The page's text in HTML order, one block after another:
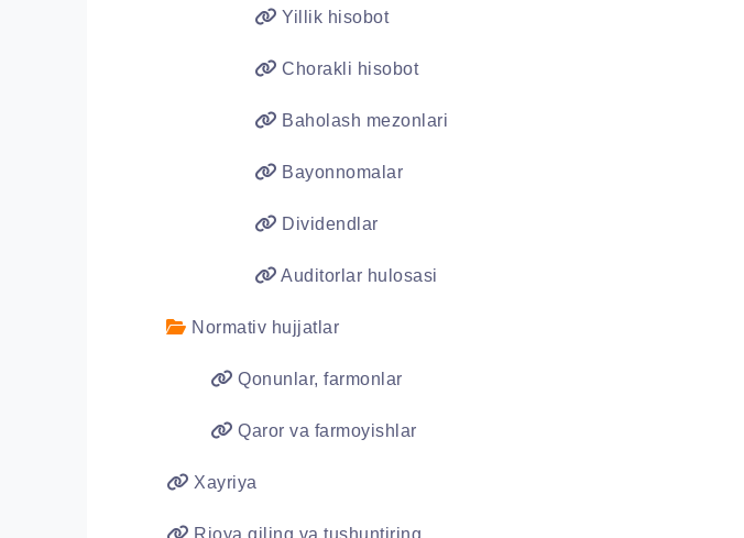
Yillik hisobot
Chorakli hisobot
Baholash mezonlari
Bayonnomalar
Dividendlar
Auditorlar hulosasi
Normativ hujjatlar
Qonunlar, farmonlar
Qaror va farmoyishlar
Xayriya
Rioya qiling va tushuntiring